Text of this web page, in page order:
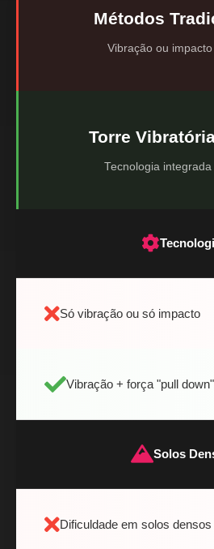
Métodos
Vibração ou
Torre
Tecnologia
Só vibração ou só impacto
Vibração + força "pull down"
Solos
Dificuldade em solos densos